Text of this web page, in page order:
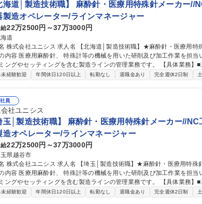
海道│製造技術職】 麻酔針・医療用特殊針メーカー//
製造オペレーター/ラインマネージャー
給22万2500円～37万3000円
道
求人名 【北海道│製造技術職】★麻酔針・医療用特殊針メーカー//NC工作機械/転勤なし
内容 医療用麻酔針、 特殊計等の機械を用いた研削及び加工作業を担当
やセッティングを含む製造ラインの管理業務です。 【具体業務】■工作機械の操作＜プログラミング/
ティング含む＞ による研削加工作業■製造ラインの管理■すべて国内製造
★麻酔針・医療用特殊針メーカー//NC工作機械/転勤なし
未経験歓迎 年間休日120日以上 転勤なし 退職金あり 完全週休2日制
員
社ユニシス
玉│製造技術職】 麻酔針・医療用特殊針メーカー//
造オペレーター/ラインマネージャー
給22万2500円～37万3000円
県越谷市
求人名 【埼玉│製造技術職】★麻酔針・医療用特殊針メーカー//NC工作機械/転勤なし
内容 医療用麻酔針、 特殊計等の機械を用いた研削及び加工作業を担当
やセッティングを含む製造ラインの管理業務です。 【具体業務】■工作機械の操作＜プログラミング/
ティング含む＞ による研削加工作業■製造ラインの管理■すべて国内製造
未経験歓迎 年間休日120日以上 転勤なし 退職金あり 完全週休2日制